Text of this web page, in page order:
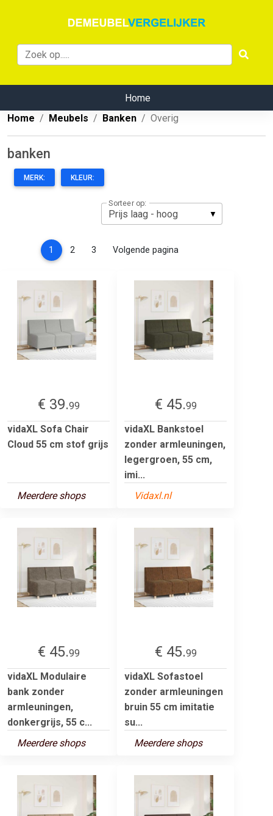
Home
Home
Meubels Banken Overig
banken
MERK: KLEUR:
Sorteer op:
1 (current)
2 3 Volgende pagina
€ 39.99
vidaXL Sofa Chair
Cloud 55 cm stof grijs
Meerdere shops
€ 45.99
vidaXL Bankstoel
zonder armleuningen,
legergroen, 55 cm,
imi...
Vidaxl.nl
€ 45.99
vidaXL Modulaire
bank zonder
armleuningen,
donkergrijs, 55 c...
Meerdere shops
€ 45.99
vidaXL Sofastoel
zonder armleuningen
bruin 55 cm imitatie
su...
Meerdere shops